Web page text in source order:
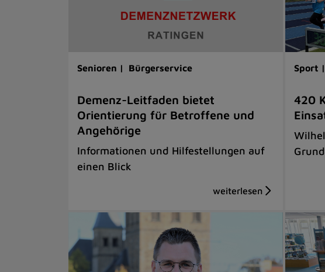
Senioren | Bürgerservice
Demenz-Leitfaden bietet
Orientierung für Betroffene und
Angehörige
Informationen und Hilfestellungen auf
einen Blick
Sport |
420